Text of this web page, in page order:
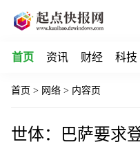
首页 资讯 财经 科技
首页 > 网络 > 内容页
世体：巴萨要求